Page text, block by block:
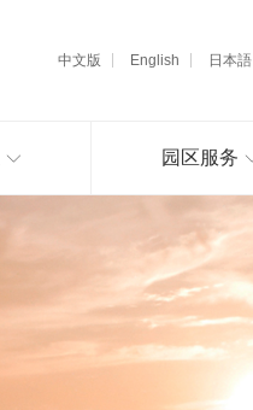
中文版 English 日本語
园区服务